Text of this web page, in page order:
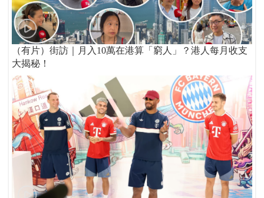
（有片）街訪｜月入10萬在港算「窮人」？港人每月收支
大揭秘！